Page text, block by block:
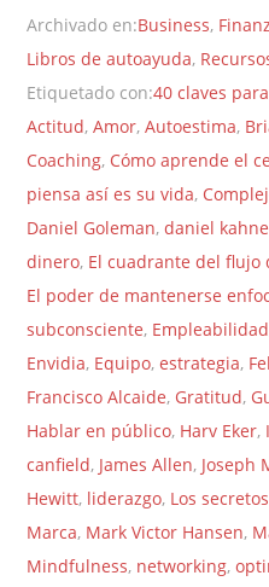
Archivado en:Business,
Libros de autoayuda,
Etiquetado con:40 claves
Actitud,Amor,Autoestima,
Coaching, Cómo aprende el
piensa así es su vida,
Daniel Goleman,daniel
dinero, El cuadrante del flujo
El poder de mantenerse
subconsciente, Empleabilidad
Envidia, Equipo,estrategia,
Francisco Alcaide, Gratitud,
Hablar en público, Harv Eker,
canfield, James Allen, Joseph
Hewitt, liderazgo, Los
Marca, Mark Victor Hansen,
Mindfulness, networking,